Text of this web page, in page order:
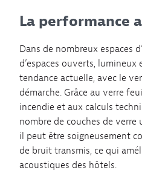
La performance
Dans de nombreux espaces
d’espaces ouverts,
tendance actuelle, avec le
démarche. Grâce au verre
incendie et aux calculs
nombre de couches de
il peut être soigneusement
de bruit transmis, ce qui
acoustiques des hôtels.